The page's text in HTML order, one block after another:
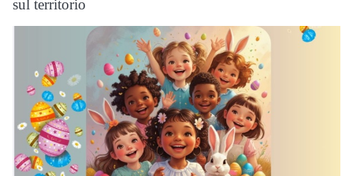
sul territorio